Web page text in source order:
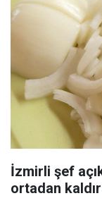
İzmirli şef
ortadan